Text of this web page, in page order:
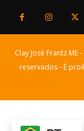
Clay José Frantz
reservados - É